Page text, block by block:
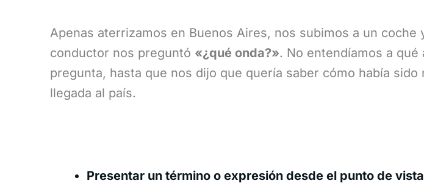
Apenas aterrizamos en Buenos Aires, nos subimos a un coche
conductor nos preguntó «¿qué onda?». No entendíamos a qué
pregunta, hasta que nos dijo que quería saber cómo había sido
llegada al país.
Presentar un término o expresión desde el punto de